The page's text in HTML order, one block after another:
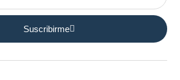
Suscribirme